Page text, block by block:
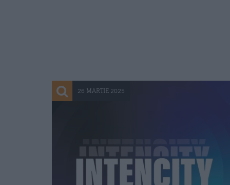
26 MARTIE 2025